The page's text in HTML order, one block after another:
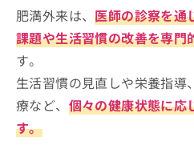
肥満外来クリニック
そもそも肥満外来って
札幌市で評判の肥満
肥満外来は、医師の診察を通
課題や生活習慣の改善を専門
す。
生活習慣の見直しや栄養指導
療など、 個々の健康状態に応
す。
ださ
い。
こ
ち
ら
掲
載
情
報
無
料
情
報
拡
充
の
お